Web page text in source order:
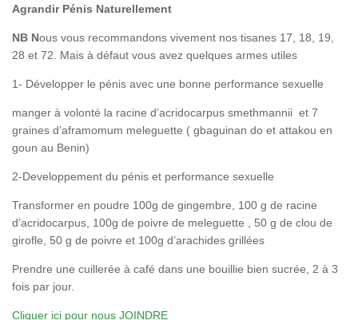
Agrandir Pénis Naturellement
NB Nous vous recommandons vivement nos tisanes 17, 18, 19,
28 et 72. Mais à défaut vous avez quelques armes utiles
1- Développer le pénis avec une bonne performance sexuelle
manger à volonté la racine d’acridocarpus smethmannii et 7
graines d’aframomum meleguette ( gbaguinan do et attakou en
goun au Benin)
2-Developpement du pénis et performance sexuelle
Transformer en poudre 100g de gingembre, 100 g de racine
d’acridocarpus, 100g de poivre de meleguette , 50 g de clou de
girofle, 50 g de poivre et 100g d’arachides grillées
Prendre une cuillerée à café dans une bouillie bien sucrée, 2 à 3
fois par jour.
Cliquer ici pour nous JOINDRE